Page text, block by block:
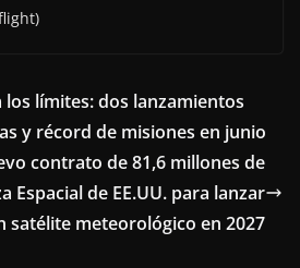
los límites: dos lanzamientos
y récord de misiones en junio
contrato de 81,6 millones de
Espacial de EE.UU. para lanzar
satélite meteorológico en 2027